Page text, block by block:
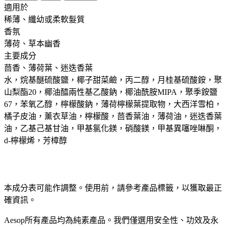
適用於 ​ ​
稀薄、纖幼或柔軟髮質
香氛 ​
薄荷、草本幽香
主要成分 ​
茴香、薄荷葉、迷迭香葉
水，烷基醚硫酸鹽，椰子甜菜鹼，丙二醇，月桂基硫酸銨，聚
山梨酯20，椰油醯兩性基乙酸鈉，椰油酰胺MIPA，聚季銨鹽
67，苯氧乙醇，檸檬酸鈉，薄荷檸檬葉提取物，大西洋雪柏，
橘子皮油，薰衣草油，檸檬酸，茴香葉油，薄荷油，迷迭香葉
油，乙基己基甘油，甲基氯化鎂，硝酸鎂，甲基異噻唑啉酮，
d-檸檬烯，芳樟醇
本成分表可能作調整。使用前，請參考產品標籤，以獲取最正
確資訊。​
Aesop所有產品均為純素產品。我們僅選用安全性、功效及永